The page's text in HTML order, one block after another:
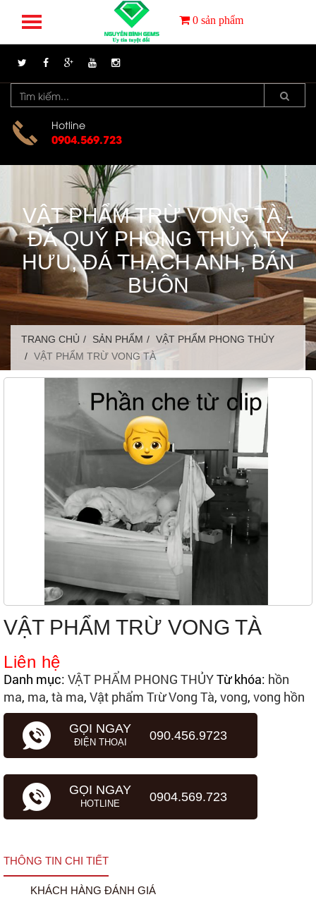
0 sản phẩm
Hotline
0904.569.723
VẬT PHẨM TRỪ VONG TÀ -
ĐÁ QUÝ PHONG THỦY, TỲ
HƯU, ĐÁ THẠCH ANH, BÁN
BUÔN
TRANG CHỦ SẢN PHẨM
VẬT PHẨM PHONG THỦY
VẬT PHẨM TRỪ VONG TÀ
VẬT PHẨM TRỪ VONG TÀ
Liên hệ
Danh mục: VẬT PHẨM PHONG THỦYTừ khóa: hồn
ma, ma, tà ma, Vật phẩm Trừ Vong Tà, vong, vong hồn
GỌI NGAY
ĐIỆN THOẠI 090.456.9723
GỌI NGAY
HOTLINE 0904.569.723
THÔNG TIN CHI TIẾT
KHÁCH HÀNG ĐÁNH GIÁ